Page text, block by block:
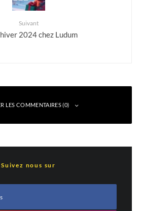
Suivant
2024 chez Ludum
LES COMMENTAIRES (0)
Suivez nous sur